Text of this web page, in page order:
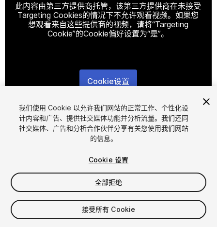
此内容由第三方提供商托管，该第三方提供商在未接受
Targeting Cookies的情况下不允许观看视频。如果您
想观看来自这些提供商的视频，请将“Targeting
Cookie”的Cookie偏好设置为“是”。
Cookie设置
1/22
$30
增值税将在结算时计算
我们使用 Cookie 以允许我们网站的正常工作、个性化设
计内容和广告、提供社交媒体功能并分析流量。我们还同
社交媒体、广告和分析合作伙伴分享有关您使用我们网站
的信息。
Cookie 设置
全部拒绝
接受所有 Cookie